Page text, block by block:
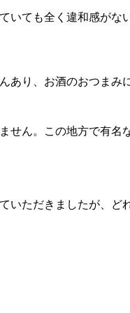
いても全く違和感が
あり、お酒のおつまみ
せん。この地方で有名
いただきましたが、ど